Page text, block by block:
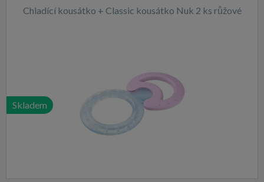
Chladící kousátko + Classic kousátko Nuk 2 ks růžové
Skladem